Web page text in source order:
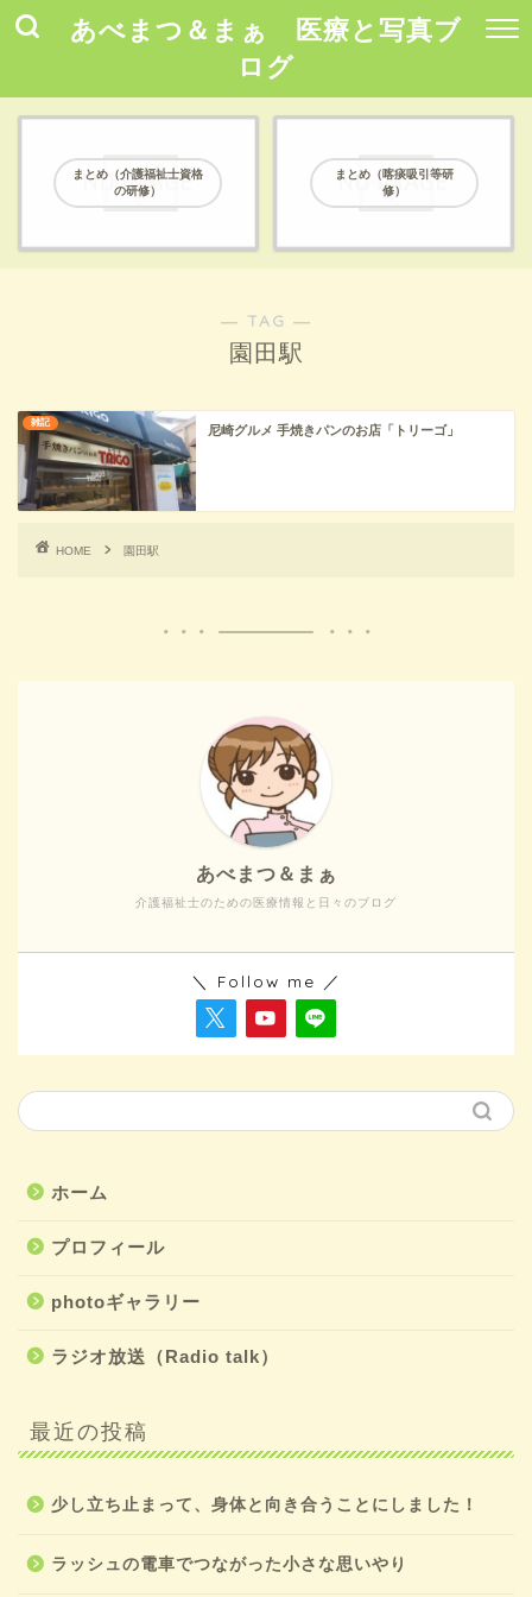
あべまつ＆まぁ 医療と写真ブ
ログ
まとめ（介護福祉士資格
の研修）
まとめ（喀痰吸引等研
修）
― TAG ―
園田駅
雑記
尼崎グルメ 手焼きパンのお店「トリーゴ」
HOME 園田駅
介護福祉士のための医療情報と日々のブログ
あべまつ＆まぁ
＼ Follow me ／
ホーム
プロフィール
photoギャラリー
ラジオ放送（Radio talk）
最近の投稿
少し立ち止まって、身体と向き合うことにしました！
ラッシュの電車でつながった小さな思いやり